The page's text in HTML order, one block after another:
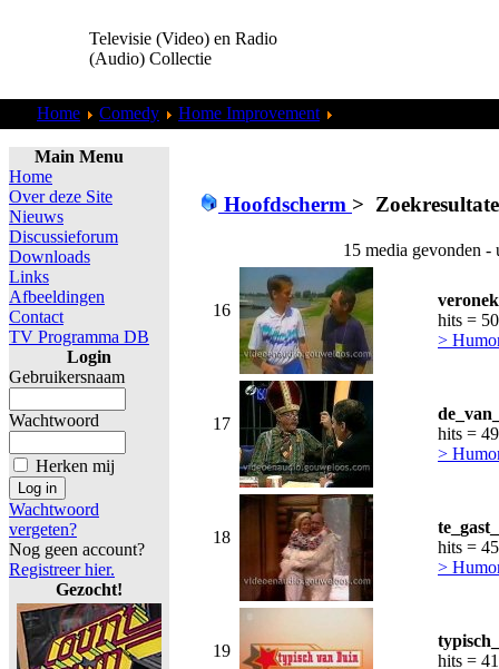
Televisie (Video) en Radio
(Audio) Collectie
Home Comedy Home Improvement
Main Menu
Home
Over deze Site
Nieuws
Discussieforum
Downloads
Links
Afbeeldingen
Contact
TV Programma DB
Login
Gebruikersnaam
Wachtwoord
Herken mij
Wachtwoord
vergeten?
Nog geen account?
Registreer hier.
Gezocht!
Hoofdscherm >
15 media gevonden -
16
hits =
>
17
hits =
>
18
hits =
>
19
hits =